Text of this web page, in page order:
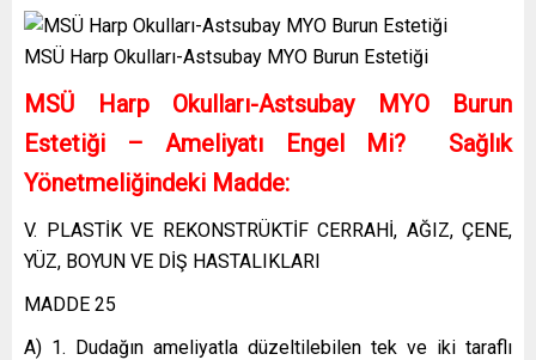
MSÜ Harp Okulları-Astsubay MYO Burun Estetiği
MSÜ Harp Okulları-Astsubay MYO Burun
Estetiği – Ameliyatı Engel Mi? Sağlık
Yönetmeliğindeki Madde:
V. PLASTİK VE REKONSTRÜKTİF CERRAHİ, AĞIZ, ÇENE,
YÜZ, BOYUN VE DİŞ HASTALIKLARI
MADDE 25
A) 1. Dudağın ameliyatla düzeltilebilen tek ve iki taraflı